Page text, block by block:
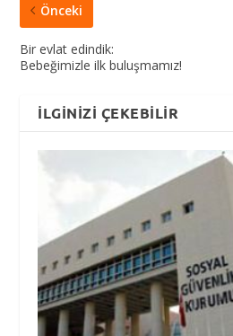
Önceki
Bir evlat edindik:
Bebeğimizle ilk buluşmamız!
İLGINIZI ÇEKEBILIR